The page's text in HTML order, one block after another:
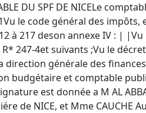
DU SPF DE NICELe
le code général des
à 217 deson annexe IV : |
247-4et suivants ;Vu le
direction générale des
budgétaire et comptable
est donnée a M AL
de NICE, et Mme CAUCHE